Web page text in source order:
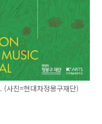
사진=현대차정몽구재단)